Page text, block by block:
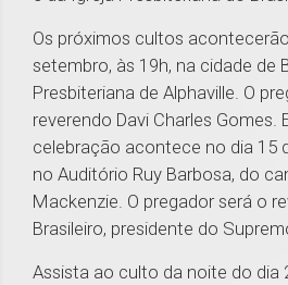
Os próximos cultos
setembro, às 19h, na cidade de
Presbiteriana de Alphaville. O
reverendo Davi Charles Gomes.
celebração acontece no dia 15
no Auditório Ruy Barbosa, do
Mackenzie. O pregador será o
Brasileiro, presidente do
Assista ao culto da noite do dia